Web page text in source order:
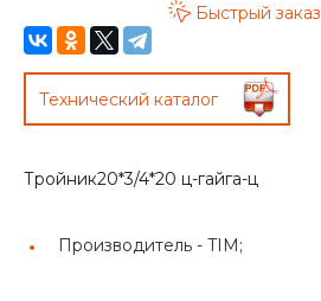
Быстрый заказ
Технический каталог
Тройник20*3/4*20 ц-гайга-ц
Производитель - TIM;